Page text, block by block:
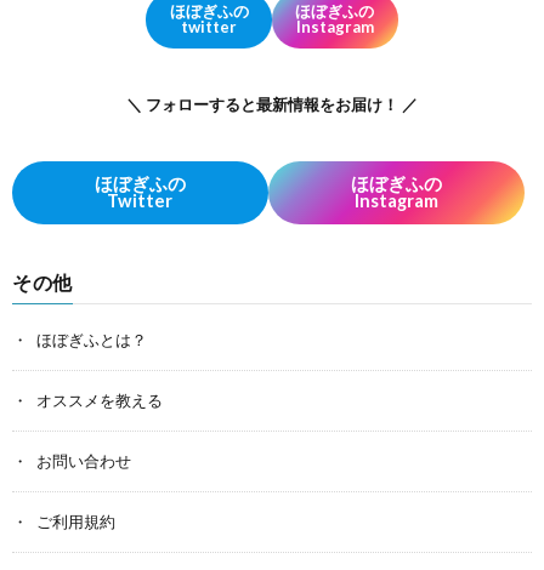
ほぼぎふの
twitter
ほぼぎふの
Instagram
＼ フォローすると最新情報をお届け！ ／
ほぼぎふの
Twitter
ほぼぎふの
Instagram
その他
ほぼぎふとは？
オススメを教える
お問い合わせ
ご利用規約